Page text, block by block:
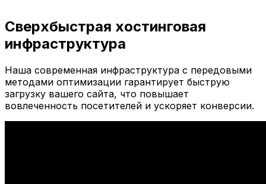
Сверхбыстрая хостинговая
инфраструктура
Наша современная инфраструктура с передовыми
методами оптимизации гарантирует быструю
загрузку вашего сайта, что повышает
вовлеченность посетителей и ускоряет конверсии.